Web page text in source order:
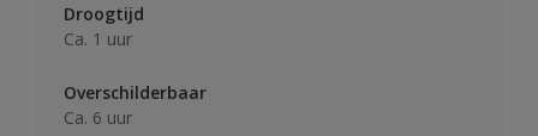
Droogtijd
Ca. 1 uur
Overschilderbaar
Ca. 6 uur